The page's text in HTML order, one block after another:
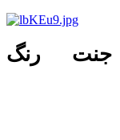
رنگ